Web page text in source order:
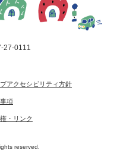
27-0111
アクセシビリティ方針
項
・リンク
reserved.